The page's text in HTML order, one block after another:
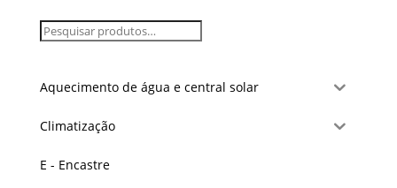
Aquecimento de água e central solar
Climatização
E - Encastre